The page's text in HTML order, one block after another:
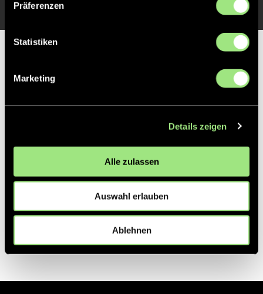
Präferenzen
Statistiken
Marketing
Details zeigen
Alle zulassen
Auswahl erlauben
Ablehnen